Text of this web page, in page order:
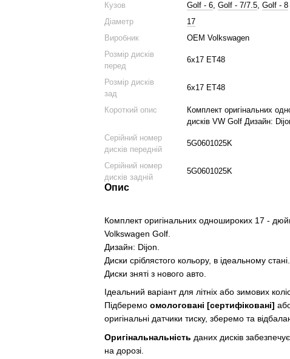
Кузов
Golf - 6,Golf - 7/7.5,Golf - 8
Діаметр
17
Виробник
OEM Volkswagen
Розмір дисків
перед
6x17 ET48
Розмір дисків
зад
6x17 ET48
Короткий опис
Комплект оригінальних
дисків VW Golf Дизайн:
Серійний номер
дисків передній
5G0601025K
Серійний номер
дисків задній
5G0601025K
Опис
Комплект оригінальних одношироких 17 -
Volkswagen Golf.
Дизайн: Dijon.
Диски сріблястого кольору, в ідеальному стані.
Диски зняті з нового авто.
Ідеальний варіант для літніх або зимових
Підберемоомологовані [сертифіковані]
оригінальні датчики тиску, зберемо та
Оригінальнальність даних дисків
на дорозі.